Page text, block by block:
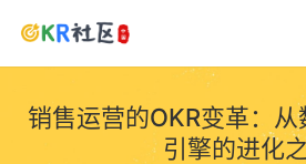
销售运营的OKR变革：
引擎的进化